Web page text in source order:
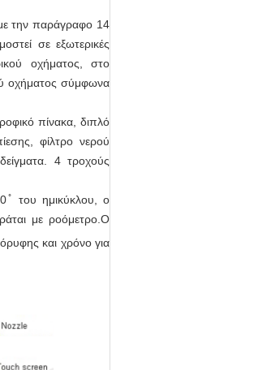
την παράγραφο 14
σε εξωτερικές
οχήματος, στο
οχήματος σύμφωνα
πίνακα, διπλό
φίλτρο νερού
4 τροχούς
του ημικύκλου, ο
με ροόμετρο.Ο
και χρόνο για